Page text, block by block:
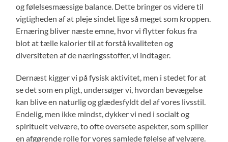
og følelsesmæssige balance. Dette bringer os videre til
vigtigheden af at pleje sindet lige så meget som kroppen.
Ernæring bliver næste emne, hvor vi flytter fokus fra
blot at tælle kalorier til at forstå kvaliteten og
diversiteten af de næringsstoffer, vi indtager.
Dernæst kigger vi på fysisk aktivitet, men i stedet for at
se det som en pligt, undersøger vi, hvordan bevægelse
kan blive en naturlig og glædesfyldt del af vores livsstil.
Endelig, men ikke mindst, dykker vi ned i socialt og
spirituelt velvære, to ofte oversete aspekter, som spiller
en afgørende rolle for vores samlede følelse af velvære.